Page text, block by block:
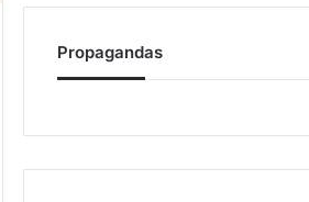
Propagandas